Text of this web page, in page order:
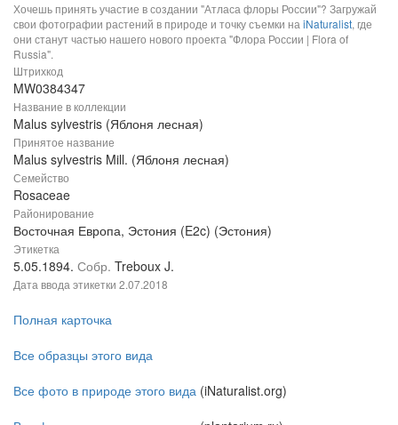
Хочешь принять участие в создании "Атласа флоры России"? Загружай
свои фотографии растений в природе и точку съемки наiNaturalist, где
они станут частью нашего нового проекта "Флора России | Flora of
Russia".
Штрихкод
MW0384347
Название в коллекции
Malus sylvestris (Яблоня лесная)
Принятое название
Malus sylvestris Mill. (Яблоня лесная)
Семейство
Rosaceae
Районирование
Восточная Европа, Эстония (E2c) (Эстония)
Этикетка
5.05.1894. Собр. Treboux J.
Дата ввода этикетки 2.07.2018
Полная карточка
Все образцы этого вида
Все фото в природе этого вида (iNaturalist.org)